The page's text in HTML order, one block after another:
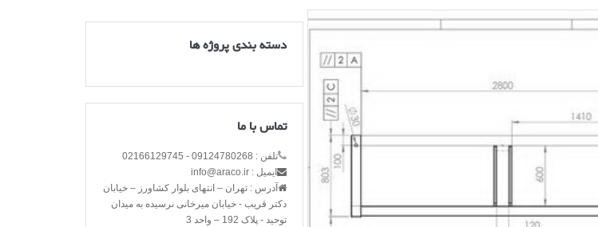
دسته بندی پروژه ها
تماس با ما
تلفن : 09124780268 - 02166129745
ایمیل : info@araco.ir
آدرس : تهران – انتهای بلوار کشاورز – خیابان
دکتر قریب - خیابان میرخانی نرسیده به میدان
توحید - پلاک 192 – واحد 3